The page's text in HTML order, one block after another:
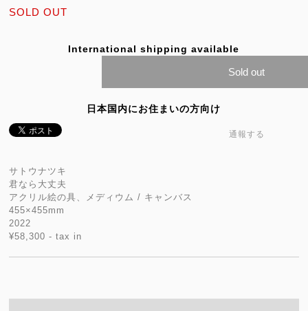
SOLD OUT
International shipping available
Sold out
日本国内にお住まいの方向け
通報する
サトウナツキ
君なら大丈夫
アクリル絵の具、メディウム / キャンバス
455×455mm
2022
¥58,300 - tax in